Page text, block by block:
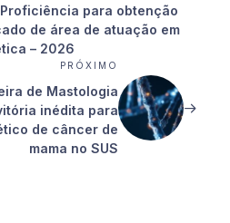
Proficiência para obtenção
de área de atuação em
– 2026
PRÓXIMO
de Mastologia
inédita para
de câncer de
mama no SUS